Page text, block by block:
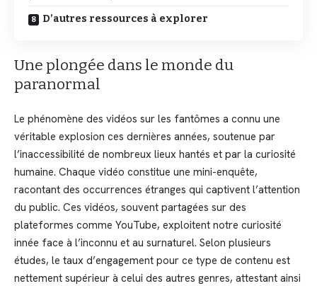
D’autres ressources à explorer
Une plongée dans le monde du
paranormal
Le phénomène des vidéos sur les fantômes a connu une
véritable explosion ces dernières années, soutenue par
l’inaccessibilité de nombreux lieux hantés et par la curiosité
humaine. Chaque vidéo constitue une mini-enquête,
racontant des occurrences étranges qui captivent l’attention
du public. Ces vidéos, souvent partagées sur des
plateformes comme YouTube, exploitent notre curiosité
innée face à l’inconnu et au surnaturel. Selon plusieurs
études, le taux d’engagement pour ce type de contenu est
nettement supérieur à celui des autres genres, attestant ainsi